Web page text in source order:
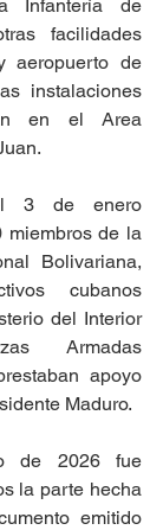
Infantería de
facilidades
aeropuerto de
instalaciones
en el Area
3 de enero
miembros de la
Bolivariana,
cubanos
del Interior
Armadas
apoyo
Maduro.
de 2026 fue
la parte hecha
emitido